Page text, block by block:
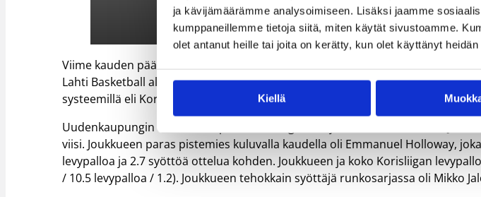
ja kävijämäärämme analysoimiseen. Lisäksi jaamme
kumppaneillemme tietoja siitä, miten käytät sivustoamme.
olet antanut heille tai joita on kerätty, kun olet käyttänyt heidän
Kiellä
Viime kauden päätteeksi Korisliigakartalle palannut Uudenkaupungin Korihait
Lahti Basketball aloittavat karsinnan Korisliigapaikasta torstaina 13.4.
systeemillä eli Korisliigapaikan varmistamiseen vaaditaan kaksi voittoa.
Uudenkaupungin Korihaiden paluu Korisliigaan sujui miinusmerkkisesti.
viisi. Joukkueen paras pistemies kuluvalla kaudella oli Emmanuel Holloway,
levypalloa ja 2.7 syöttöä ottelua kohden. Joukkueen ja koko Korisliigan
/ 10.5 levypalloa / 1.2). Joukkueen tehokkain syöttäjä runkosarjassa oli Mikko